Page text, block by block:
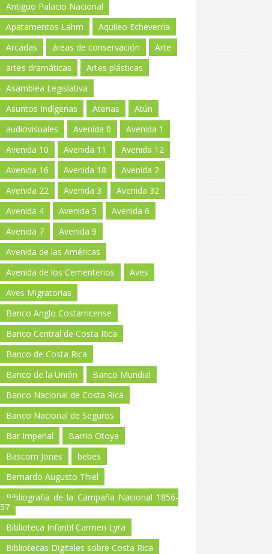
Antiguo Palacio Nacional
Apatamentos Lahm
Aquileo Echeverría
Arcadas
áreas de conservación
Arte
artes dramáticas
Artes plásticas
Asamblea Legislativa
Asuntos Indígenas
Atenas
Atún
audiovisuales
Avenida 0
Avenida 1
Avenida 10
Avenida 11
Avenida 12
Avenida 16
Avenida 18
Avenida 2
Avenida 22
Avenida 3
Avenida 32
Avenida 4
Avenida 5
Avenida 6
Avenida 7
Avenida 9
Avenida de las Américas
Avenida de los Cementerios
Aves
Aves Migratorias
Banco Anglo Costarricense
Banco Central de Costa Rica
Banco de Costa Rica
Banco de la Unión
Banco Mundial
Banco Nacional de Costa Rica
Banco Nacional de Seguros
Bar Imperial
Barrio Otoya
Bascom Jones
bebes
Bernardo Augusto Thiel
Bibliografia de la Campaña Nacional 1856-
57
Biblioteca Infantil Carmen Lyra
Bibliotecas Digitales sobre Costa Rica